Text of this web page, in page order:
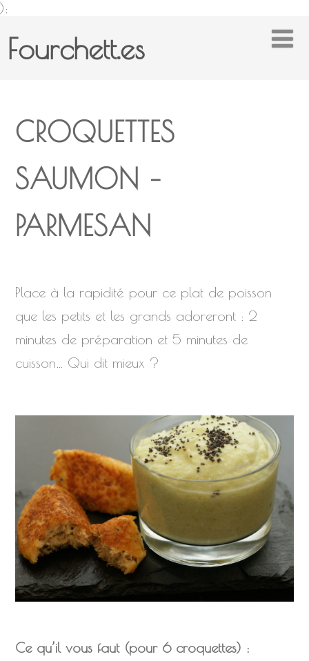
);
Fourchett.es
CROQUETTES
SAUMON –
PARMESAN
Place à la rapidité pour ce plat de poisson
que les petits et les grands adoreront : 2
minutes de préparation et 5 minutes de
cuisson… Qui dit mieux ?
Ce qu’il vous faut (pour 6 croquettes) :